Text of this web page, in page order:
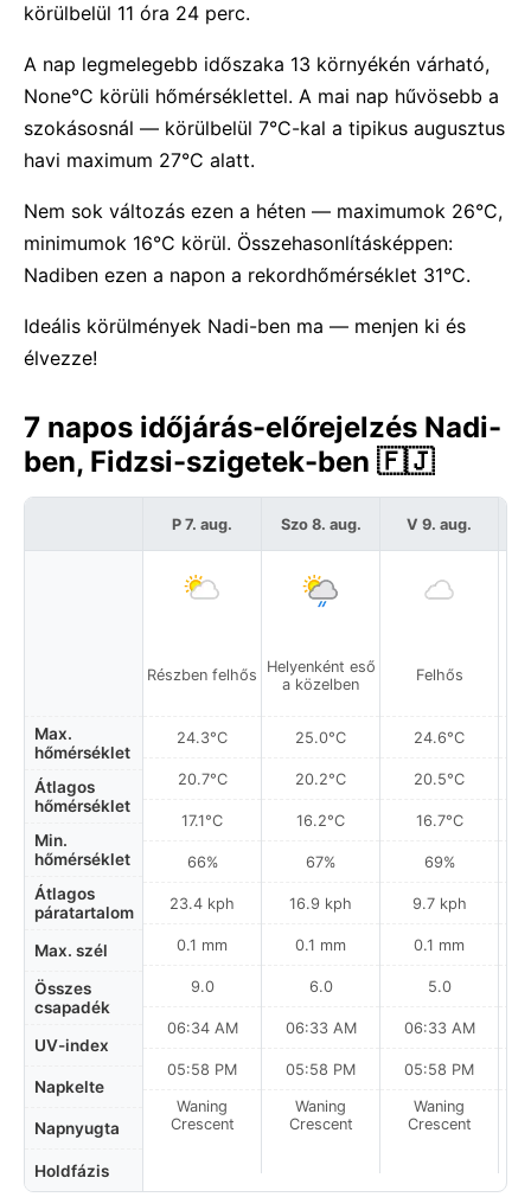
körülbelül 11 óra 24 perc.
A nap legmelegebb időszaka 13 környékén várható,
None°C körüli hőmérséklettel. A mai nap hűvösebb a
szokásosnál — körülbelül 7°C-kal a tipikus augusztus
havi maximum 27°C alatt.
Nem sok változás ezen a héten — maximumok 26°C,
minimumok 16°C körül. Összehasonlításképpen:
Nadiben ezen a napon a rekordhőmérséklet 31°C.
Ideális körülmények Nadi-ben ma — menjen ki és
élvezze!
7 napos időjárás-előrejelzés Nadi-
ben, Fidzsi-szigetek-ben 🇫🇯
Max.
hőmérséklet
Átlagos
hőmérséklet
Min.
hőmérséklet
Átlagos
páratartalom
Max. szél
Összes
csapadék
UV-index
Napkelte
Napnyugta
Holdfázis
P 7. aug.
Részben felhős
24.3°C
20.7°C
17.1°C
66%
23.4 kph
0.1 mm
9.0
06:34 AM
05:58 PM
Waning
Crescent
Szo 8. aug.
Helyenként eső
a közelben
25.0°C
20.2°C
16.2°C
67%
16.9 kph
0.1 mm
6.0
06:33 AM
05:58 PM
Waning
Crescent
V 9. aug.
Felhős
24.6°C
20.5°C
16.7°C
69%
9.7 kph
0.1 mm
5.0
06:33 AM
05:58 PM
Waning
Crescent